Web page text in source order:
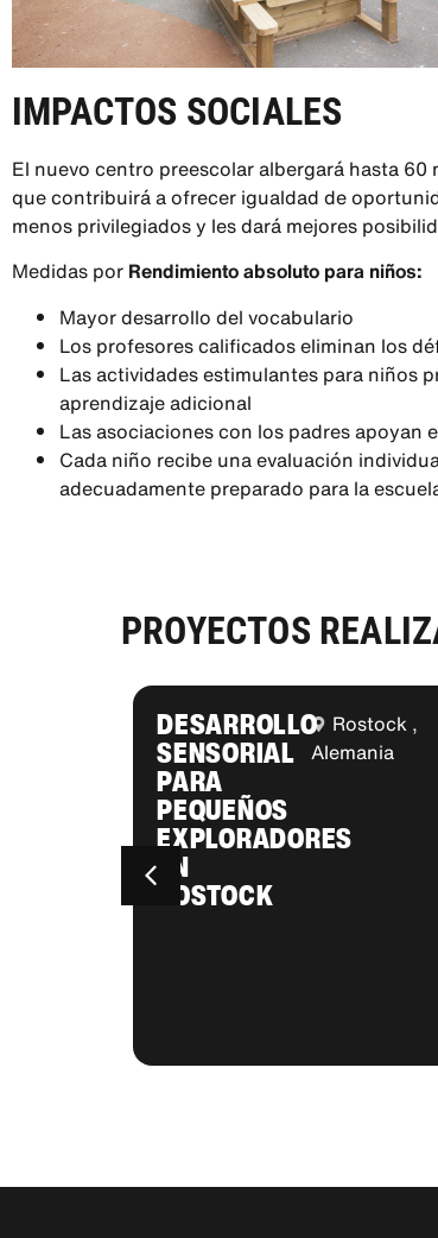
IMPACTOS SOCIALES
El nuevo centro preescolar albergará hasta
que contribuirá a ofrecer igualdad de
menos privilegiados y les dará mejores
Medidas por Rendimiento absoluto para niños:
Mayor desarrollo del vocabulario
Los profesores calificados eliminan los
Las actividades estimulantes para niños
aprendizaje adicional
Las asociaciones con los padres apoyan
Cada niño recibe una evaluación
adecuadamente preparado para la
PROYECTOS
DESARROLLO
SENSORIAL
PARA
PEQUEÑOS
EXPLORADORES
EN
ROSTOCK
Rostock ,
Alemania